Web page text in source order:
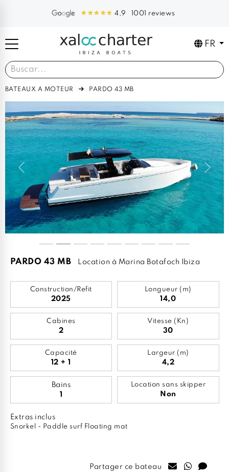
4,9 1001 reviews
FR
BATEAUX A MOTEUR PARDO 43 MB
Previous Next
PARDO 43 MB Location à Marina Botafoch Ibiza
Construction/Refit
2025
Longueur (m)
14,0
Cabines
2
Vitesse (Kn)
30
Capacité
12 + 1
Largeur (m)
4,2
Bains
1
Location sans skipper
Non
Extras inclus
Snorkel - Paddle surf Floating mat
Partager ce bateau